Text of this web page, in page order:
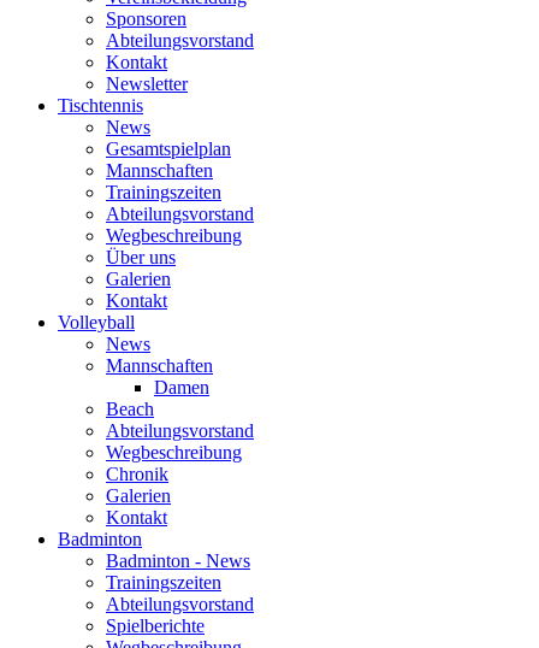
Sponsoren
Abteilungsvorstand
Kontakt
Newsletter
Tischtennis
News
Gesamtspielplan
Mannschaften
Trainingszeiten
Abteilungsvorstand
Wegbeschreibung
Über uns
Galerien
Kontakt
Volleyball
News
Mannschaften
Damen
Beach
Abteilungsvorstand
Wegbeschreibung
Chronik
Galerien
Kontakt
Badminton
Badminton - News
Trainingszeiten
Abteilungsvorstand
Spielberichte